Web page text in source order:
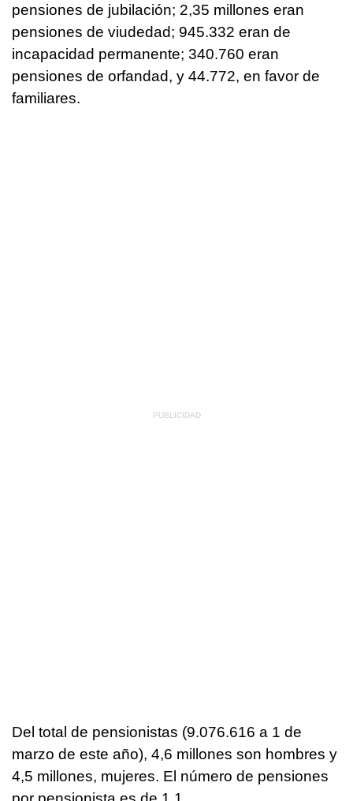
pensiones de jubilación; 2,35 millones eran
pensiones de viudedad; 945.332 eran de
incapacidad permanente; 340.760 eran
pensiones de orfandad, y 44.772, en favor de
familiares.
Del total de pensionistas (9.076.616 a 1 de
marzo de este año), 4,6 millones son hombres y
4,5 millones, mujeres. El número de pensiones